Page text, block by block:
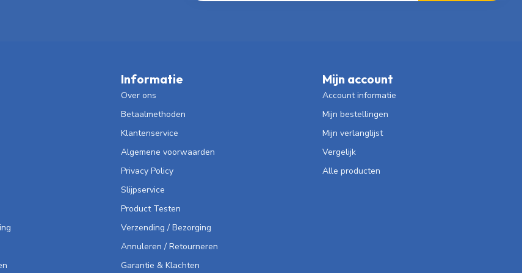
Informatie
Over ons
Betaalmethoden
Klantenservice
Algemene voorwaarden
Privacy Policy
Slijpservice
Product Testen
Verzending / Bezorging
Annuleren / Retourneren
Garantie & Klachten
Mijn account
Account informatie
Mijn bestellingen
Mijn verlanglijst
Vergelijk
Alle producten